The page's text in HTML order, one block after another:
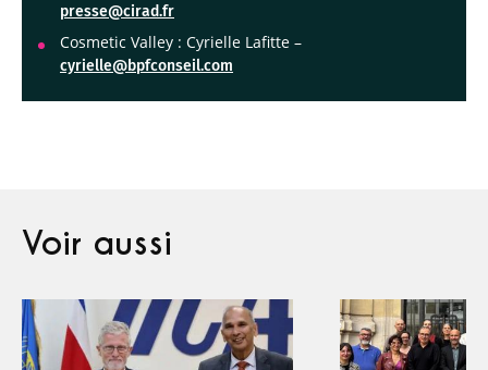
presse@cirad.fr
Cosmetic Valley : Cyrielle Lafitte –
cyrielle@bpfconseil.com
Voir aussi